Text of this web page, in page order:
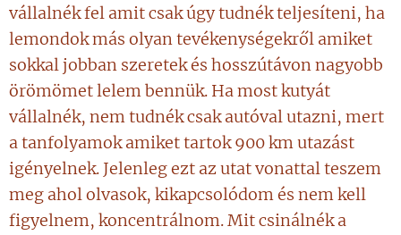
vállalnék fel amit csak úgy tudnék teljesíteni, ha
lemondok más olyan tevékenységekről amiket
sokkal jobban szeretek és hosszútávon nagyobb
örömömet lelem bennük. Ha most kutyát
vállalnék, nem tudnék csak autóval utazni, mert
a tanfolyamok amiket tartok 900 km utazást
igényelnek. Jelenleg ezt az utat vonattal teszem
meg ahol olvasok, kikapcsolódom és nem kell
figyelnem, koncentrálnom. Mit csinálnék a